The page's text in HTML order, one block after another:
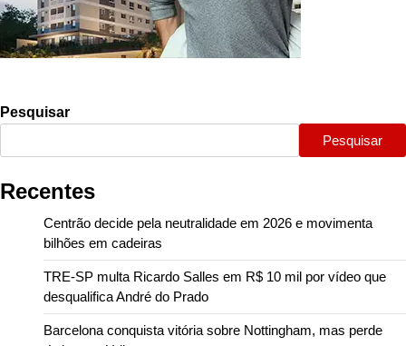
Pesquisar
Pesquisar
Recentes
Centrão decide pela neutralidade em 2026 e movimenta
bilhões em cadeiras
TRE-SP multa Ricardo Salles em R$ 10 mil por vídeo que
desqualifica André do Prado
Barcelona conquista vitória sobre Nottingham, mas perde